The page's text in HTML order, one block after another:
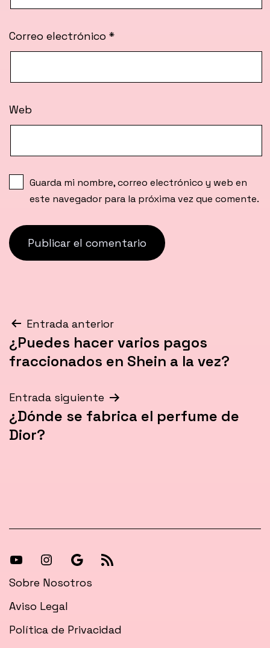
Correo electrónico *
Web
Guarda mi nombre, correo electrónico y web en
este navegador para la próxima vez que comente.
Navegación
de
Entrada anterior
¿Puedes hacer varios pagos
fraccionados en Shein a la vez?
Entrada siguiente
¿Dónde se fabrica el perfume de
Dior?
[27-
icon
icon=»fa
fa-
[27-
icon
icon=»fa
fa-
Síguenos
en
Newsfa-
Sobre Nosotros
Aviso Legal
Política de Privacidad